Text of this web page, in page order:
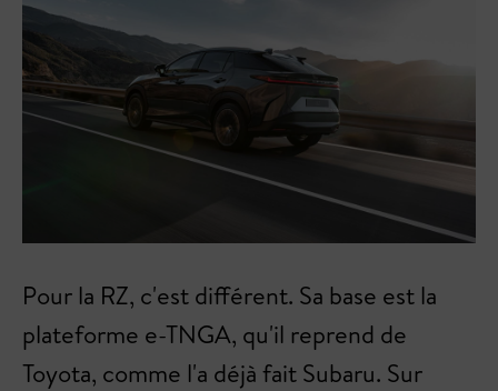
Pour la RZ, c'est différent. Sa base est la
plateforme e-TNGA, qu'il reprend de
Toyota, comme l'a déjà fait Subaru. Sur